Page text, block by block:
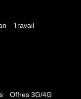
Travail
Offres 3G/4G